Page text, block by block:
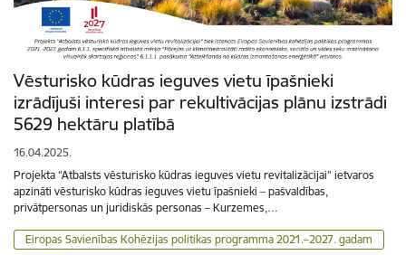
Vēsturisko kūdras ieguves vietu īpašnieki
izrādījuši interesi par rekultivācijas plānu izstrādi
5629 hektāru platībā
16.04.2025.
Projekta “Atbalsts vēsturisko kūdras ieguves vietu revitalizācijai” ietvaros
apzināti vēsturisko kūdras ieguves vietu īpašnieki – pašvaldības,
privātpersonas un juridiskās personas – Kurzemes,…
Eiropas Savienības Kohēzijas politikas programma 2021.–2027. gadam